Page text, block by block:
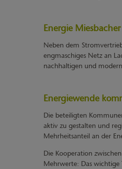
Energie
Neben dem
engmaschiges Netz an
nachhaltigen und
Energiewende
Die beteiligten
aktiv zu gestalten und
Mehrheitsanteil an der
Die Kooperation
Mehrwerte: Das